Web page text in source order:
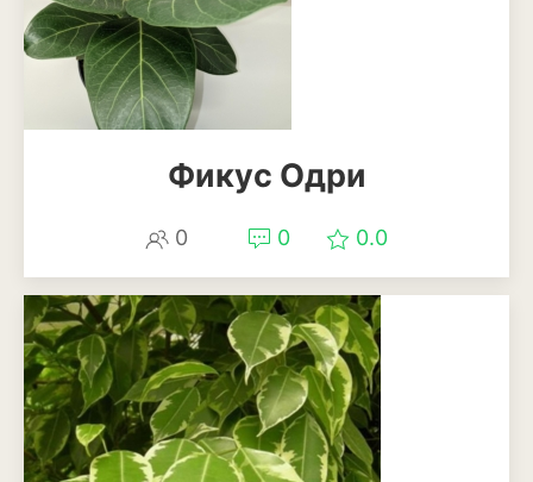
Фундук или лещина
Черешня
Пряные и лекарственные
растения
Базилик
Душица
Кинза или кориандр
Фикус Одри
0 0 0.0